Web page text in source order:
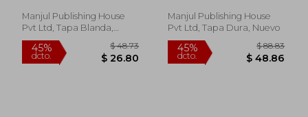
Manjul Publishing House
Pvt Ltd, Tapa Blanda,
Nuevo
Manjul Publishing House
Pvt Ltd, Tapa Dura, Nuevo